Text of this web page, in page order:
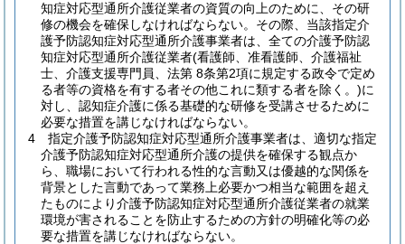
知症対応型通所介護従業者の資質の向上のために、その研
修の機会を確保しなければならない。 その際、当該指定介
護予防認知症対応型通所介護事業者は、全ての介護予防認
知症対応型通所介護従業者(看護師、准看護師、介護福祉
士、介護支援専門員、法第 8条第2項に規定する政令で定め
る者等の資格を有する者その他これに類する者を除く。)に
対し、認知症介護に係る基礎的な研修を受講させるために
必要な措置を講じなければならない。
4
指定介護予防認知症対応型通所介護事業者は、適切な指定
介護予防認知症対応型通所介護の提供を確保する観点か
ら、職場において行われる性的な言動又は優越的な関係を
背景とした言動であって業務上必要かつ相当な範囲を超え
たものにより介護予防認知症対応型通所介護従業者の就業
環境が害されることを防止するための方針の明確化等の必
要な措置を講じなければならない。